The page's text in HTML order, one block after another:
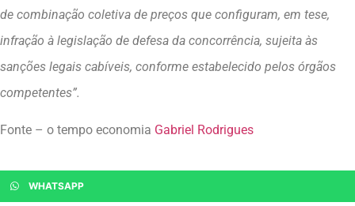
de combinação coletiva de preços que configuram, em tese,
infração à legislação de defesa da concorrência, sujeita às
sanções legais cabíveis, conforme estabelecido pelos órgãos
competentes”.
Fonte – o tempo economia Gabriel Rodrigues
WHATSAPP